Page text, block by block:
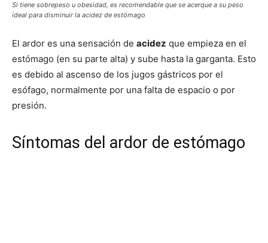
Si tiene sobrepeso u obesidad, es recomendable que se acerque a su peso
ideal para disminuir la acidez de estómago
El ardor es una sensación de acidez que empieza en el
estómago (en su parte alta) y sube hasta la garganta. Esto
es debido al ascenso de los jugos gástricos por el
esófago, normalmente por una falta de espacio o por
presión.
Síntomas del ardor de estómago